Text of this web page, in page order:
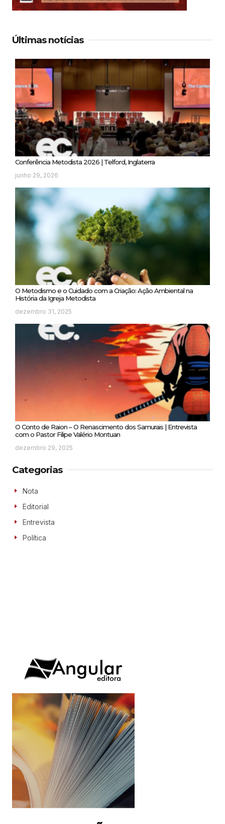
Últimas notícias
Conferência Metodista 2026 | Telford, Inglaterra
junho 29, 2026
O Metodismo e o Cuidado com a Criação: Ação Ambiental na
História da Igreja Metodista
dezembro 31, 2025
O Conto de Raion – O Renascimento dos Samurais | Entrevista
com o Pastor Filipe Valério Montuan
dezembro 29, 2025
Categorias
Nota
Editorial
Entrevista
Política